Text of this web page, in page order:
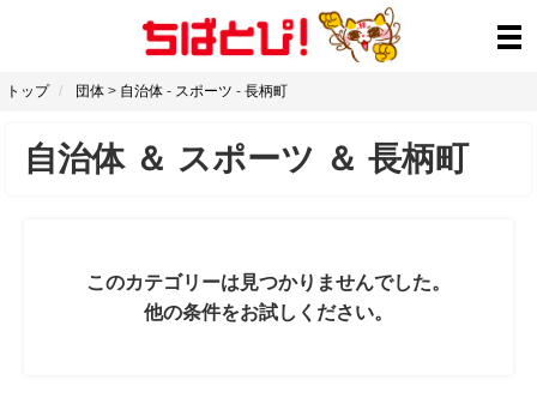
トップ 団体 > 自治体 - スポーツ - 長柄町
自治体＆ スポーツ ＆ 長柄町
このカテゴリーは見つかりませんでした。
他の条件をお試しください。